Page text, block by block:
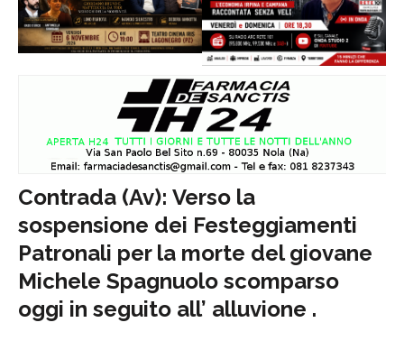
Contrada (Av): Verso la
sospensione dei Festeggiamenti
Patronali per la morte del giovane
Michele Spagnuolo scomparso
oggi in seguito all’ alluvione .